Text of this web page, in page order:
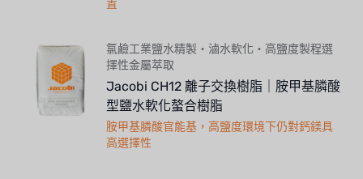
置
氯鹼工業鹽水精製・滷水軟化・高鹽度製程選
擇性金屬萃取
Jacobi CH12 離子交換樹脂｜胺甲基膦酸
型鹽水軟化螯合樹脂
胺甲基膦酸官能基，高鹽度環境下仍對鈣鎂具
高選擇性